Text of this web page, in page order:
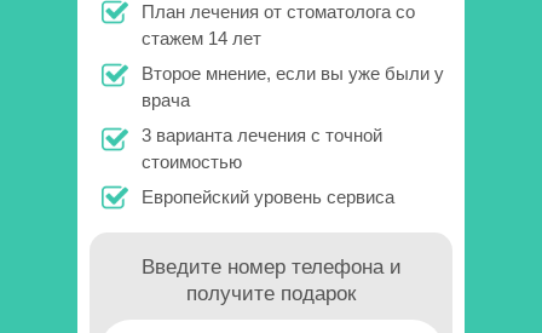
План лечения от стоматолога со
стажем 14 лет
Второе мнение, если вы уже были у
врача
3 варианта лечения с точной
стоимостью
Европейский уровень сервиса
Введите номер телефона и
получите подарок